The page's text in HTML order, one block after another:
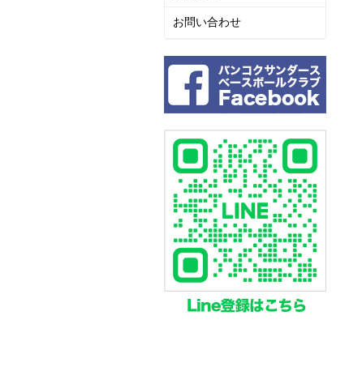
お問い合わせ